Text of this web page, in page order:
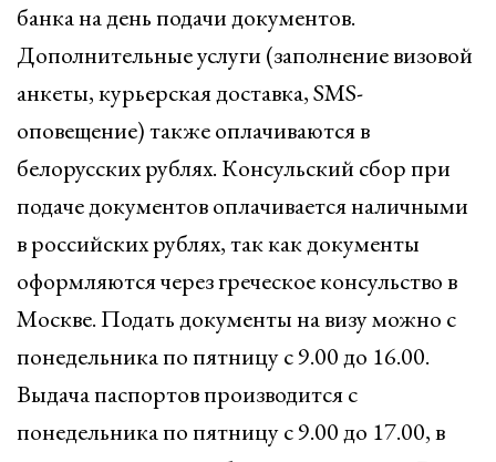
банка на день подачи документов.
Дополнительные услуги (заполнение визовой
анкеты, курьерская доставка, SMS-
оповещение) также оплачиваются в
белорусских рублях. Консульский сбор при
подаче документов оплачивается наличными
в российских рублях, так как документы
оформляются через греческое консульство в
Москве. Подать документы на визу можно с
понедельника по пятницу с 9.00 до 16.00.
Выдача паспортов производится с
понедельника по пятницу с 9.00 до 17.00, в